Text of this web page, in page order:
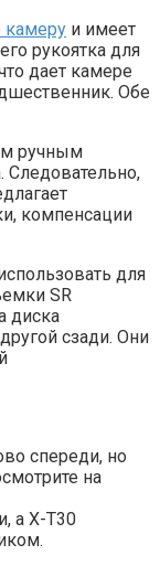
камеру и имеет
рукоятка для
дает камере
Обе
ручным
Следовательно,
компенсации
для
SR
диска
сзади. Они
спереди, но
на
а X-T30